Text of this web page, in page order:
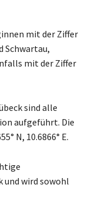
mit der Ziffer
Schwartau,
mit der Ziffer
sind alle
aufgeführt. Die
N, 10.6866° E.
und wird sowohl